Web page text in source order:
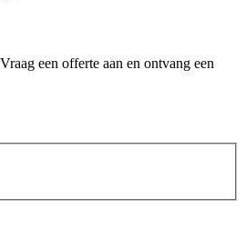
een offerte aan en ontvang een